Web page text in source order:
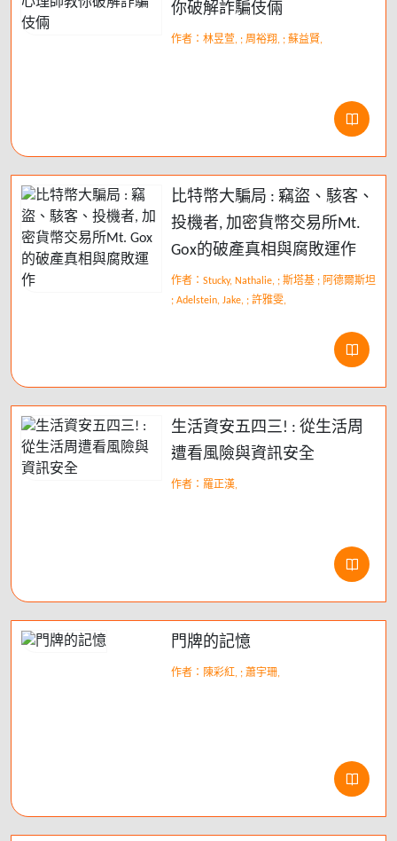
你破解詐騙伎倆
作者：林昱萱, ; 周裕翔, ; 蘇益賢,
比特幣大騙局 : 竊盜、駭客、
投機者, 加密貨幣交易所Mt.
Gox的破產真相與腐敗運作
作者：Stucky, Nathalie, ; 斯塔基 ; 阿德爾斯坦
; Adelstein, Jake, ; 許雅雯,
生活資安五四三! : 從生活周
遭看風險與資訊安全
作者：羅正漢,
門牌的記憶
作者：陳彩紅, ; 蕭宇珊,